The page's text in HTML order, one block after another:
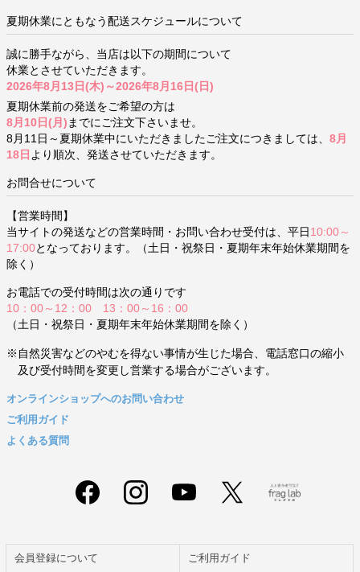
夏期休業にともなう配送スケジュールについて
誠に勝手ながら、当店は以下の期間について
休業とさせていただきます。
2026年8月13日(木)～2026年8月16日(日)
夏期休業前の発送をご希望の方は
8月10日(月) までにご注文下さいませ。
8月11日～夏期休業中にいただきましたご注文につきましては、 8月
18日 より順次、発送させていただきます。
お問合せについて
【営業時間】
当サイトの発送などの営業時間・お問い合わせ受付は、平日 10:00～
17:00となっております。（土日・祝祭日・夏期年末年始休業期間を
除く）
お電話での受付時間は次の通りです
10：00～12：00 13：00～16：00
（土日・祝祭日・夏期年末年始休業期間を除く）
※自然災害などのやむを得ない事情が生じた場合、電話窓口の縮小
及び受付時間を変更し営業する場合がございます。
オンラインショップへのお問い合わせ
ご利用ガイド
よくある質問
会員登録について ご利用ガイド